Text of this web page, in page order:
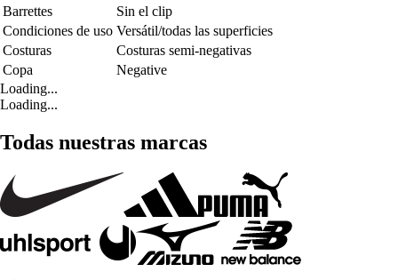
Barrettes
Sin el clip
Condiciones de uso Versátil/todas las superficies
Costuras
Costuras semi-negativas
Copa
Negative
Loading...
Loading...
Todas nuestras marcas